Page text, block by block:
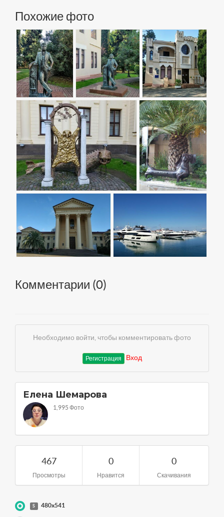
Похожие фото
Комментарии (0)
Необходимо войти, чтобы комментировать фото
Регистрация Вход
Елена Шемарова
1,995 Фото
467
Просмотры
0
Нравится
0
Скачивания
S 480x541